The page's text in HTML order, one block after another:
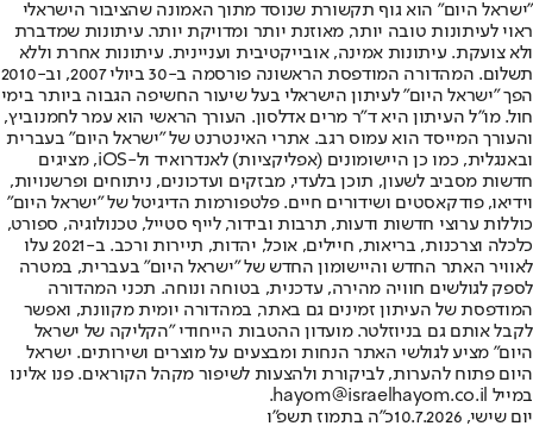
"ישראל היום" הוא גוף תקשורת שנוסד מתוך האמונה שהציבור הישראלי
ראוי לעיתונות טובה יותר, מאוזנת יותר ומדויקת יותר. עיתונות שמדברת
ולא צועקת. עיתונות אמינה, אובייקטיבית ועניינית. עיתונות אחרת וללא
תשלום. המהדורה המודפסת הראשונה פורסמה ב-30 ביולי 2007, וב-2010
הפך "ישראל היום" לעיתון הישראלי בעל שיעור החשיפה הגבוה ביותר בימי
חול. מו"ל העיתון היא ד"ר מרים אדלסון. העורך הראשי הוא עמר לחמנוביץ,
והעורך המייסד הוא עמוס רגב. אתרי האינטרנט של "ישראל היום" בעברית
ובאנגלית, כמו כן היישומונים (אפליקציות) לאנדרואיד ול-iOS, מציגים
חדשות מסביב לשעון, תוכן בלעדי, מבזקים ועדכונים, ניתוחים ופרשנויות,
וידיאו, פודקאסטים ושידורים חיים. פלטפורמות הדיגיטל של "ישראל היום"
כוללות ערוצי חדשות ודעות, תרבות ובידור, לייף סטייל, טכנולוגיה, ספורט,
כלכלה וצרכנות, בריאות, חיילים, אוכל, יהדות, תיירות ורכב. ב-2021 עלו
לאוויר האתר החדש והיישומון החדש של "ישראל היום" בעברית, במטרה
לספק לגולשים חוויה מהירה, עדכנית, בטוחה ונוחה. תכני המהדורה
המודפסת של העיתון זמינים גם באתר, במהדורה יומית מקוונת, ואפשר
לקבל אותם גם בניוזלטר. מועדון ההטבות הייחודי "הקליקה של ישראל
היום" מציע לגולשי האתר הנחות ומבצעים על מוצרים ושירותים. ישראל
היום פתוח להערות, לביקורת ולהצעות לשיפור מקהל הקוראים. פנו אלינו
במייל hayom@israelhayom.co.il.
יום שישי, 10.7.2026
כ"ה בתמוז תשפ"ו